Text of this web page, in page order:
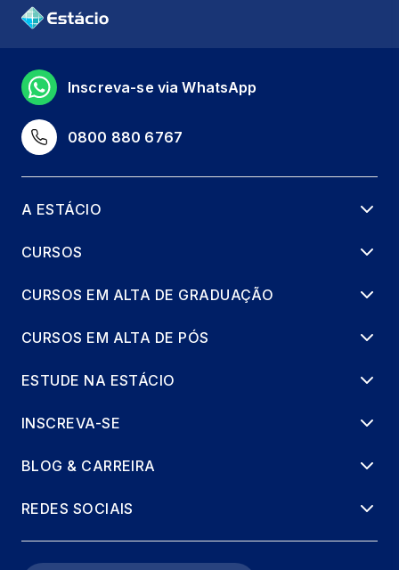
0800 880 6767
Inscreva-se via WhatsApp
A ESTÁCIO
CURSOS
CURSOS EM ALTA DE GRADUAÇÃO
CURSOS EM ALTA DE PÓS
ESTUDE NA ESTÁCIO
INSCREVA-SE
BLOG & CARREIRA
REDES SOCIAIS